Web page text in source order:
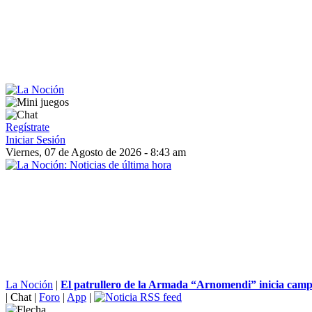
Regístrate
Iniciar Sesión
Viernes, 07 de Agosto de 2026 - 8:43 am
La Noción | El patrullero de la Armada “Arnomendi” inicia
| Chat | Foro | App |